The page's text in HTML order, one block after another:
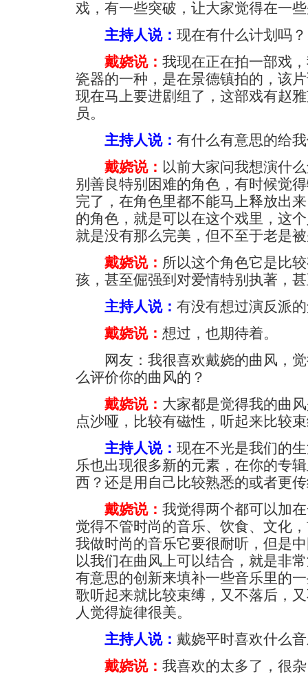
戏，有一些突破，让大家觉得在一
主持人说： 现在有什么计划吗？
戴娆说： 我现在正在拍一部戏
瓷器的一种，是在景德镇拍的，该
现在马上要进剧组了，这部戏有赵
员。
主持人说： 有什么有意思的给
戴娆说： 以前大家问我想演什
别善良特别困难的角色，有时候觉
完了，在角色里都不能马上释放出
的角色，就是可以在这个戏里，这
就是没有那么完美，但不至于老是
戴娆说： 所以这个角色它是比
孩，甚至倔强到对爱情特别执著，
主持人说： 有没有想过演反派
戴娆说： 想过，也期待着。
网友：我很喜欢戴娆的曲风，觉
么评价你的曲风的？
戴娆说： 大家都是觉得我的曲
点沙哑，比较有磁性，听起来比较
主持人说： 现在不光是我们的
乐也出现很多新的元素，在你的专
西？还是用自己比较熟悉的或者更
戴娆说： 我觉得两个都可以加
觉得不管时尚的音乐、饮食、文化
我做时尚的音乐它要很耐听，但是
以我们在曲风上可以结合，就是非
有意思的创新来填补一些音乐里的
歌听起来就比较束缚，又不落后，
人觉得旋律很美。
主持人说： 戴娆平时喜欢什么
戴娆说： 我喜欢的太多了，很